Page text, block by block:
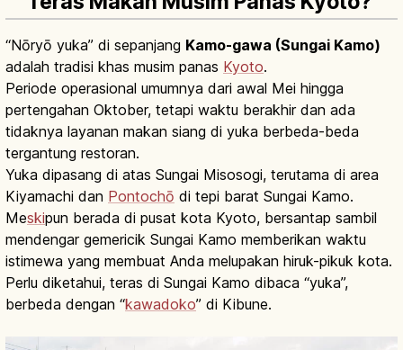
“Nōryō yuka” di sepanjang Kamo-gawa (Sungai Kamo)
adalah tradisi khas musim panas Kyoto.
Periode operasional umumnya dari awal Mei hingga
pertengahan Oktober, tetapi waktu berakhir dan ada
tidaknya layanan makan siang di yuka berbeda-beda
tergantung restoran.
Yuka dipasang di atas Sungai Misosogi, terutama di area
Kiyamachi dan Pontochō di tepi barat Sungai Kamo.
Meskipun berada di pusat kota Kyoto, bersantap sambil
mendengar gemericik Sungai Kamo memberikan waktu
istimewa yang membuat Anda melupakan hiruk-pikuk kota.
Perlu diketahui, teras di Sungai Kamo dibaca “yuka”,
berbeda dengan “kawadoko” di Kibune.